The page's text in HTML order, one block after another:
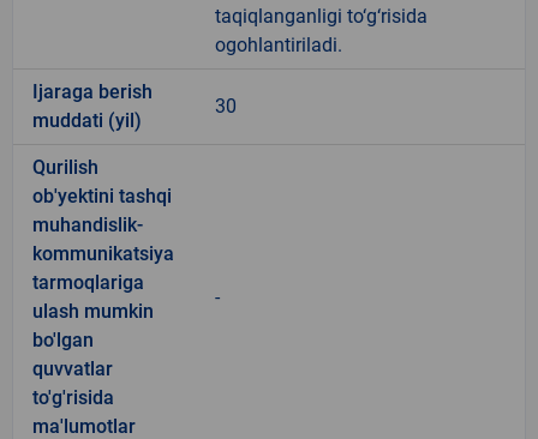
taqiqlanganligi to‘g‘risida
ogohlantiriladi.
Ijaraga berish
muddati (yil)
30
Qurilish
ob'yektini tashqi
muhandislik-
kommunikatsiya
tarmoqlariga
ulash mumkin
bo'lgan
quvvatlar
to'g'risida
ma'lumotlar
-